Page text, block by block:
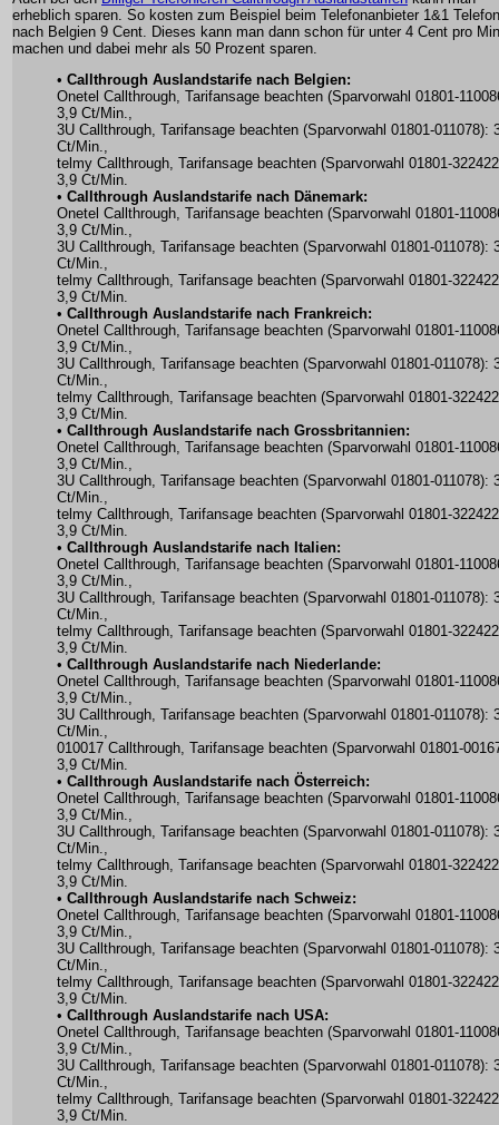
erheblich sparen. So kosten zum Beispiel beim Telefonanbieter 1&1
nach Belgien 9 Cent. Dieses kann man dann schon für unter 4 Cent pro
machen und dabei mehr als 50 Prozent sparen.
• Callthrough Auslandstarife nach Belgien:
Onetel Callthrough, Tarifansage beachten (Sparvorwahl 01801-
3,9 Ct/Min.,
3U Callthrough, Tarifansage beachten (Sparvorwahl 01801-011078):
Ct/Min.,
telmy Callthrough, Tarifansage beachten (Sparvorwahl 01801-
3,9 Ct/Min.
• Callthrough Auslandstarife nach Dänemark:
Onetel Callthrough, Tarifansage beachten (Sparvorwahl 01801-
3,9 Ct/Min.,
3U Callthrough, Tarifansage beachten (Sparvorwahl 01801-011078):
Ct/Min.,
telmy Callthrough, Tarifansage beachten (Sparvorwahl 01801-
3,9 Ct/Min.
• Callthrough Auslandstarife nach Frankreich:
Onetel Callthrough, Tarifansage beachten (Sparvorwahl 01801-
3,9 Ct/Min.,
3U Callthrough, Tarifansage beachten (Sparvorwahl 01801-011078):
Ct/Min.,
telmy Callthrough, Tarifansage beachten (Sparvorwahl 01801-
3,9 Ct/Min.
• Callthrough Auslandstarife nach Grossbritannien:
Onetel Callthrough, Tarifansage beachten (Sparvorwahl 01801-
3,9 Ct/Min.,
3U Callthrough, Tarifansage beachten (Sparvorwahl 01801-011078):
Ct/Min.,
telmy Callthrough, Tarifansage beachten (Sparvorwahl 01801-
3,9 Ct/Min.
• Callthrough Auslandstarife nach Italien:
Onetel Callthrough, Tarifansage beachten (Sparvorwahl 01801-
3,9 Ct/Min.,
3U Callthrough, Tarifansage beachten (Sparvorwahl 01801-011078):
Ct/Min.,
telmy Callthrough, Tarifansage beachten (Sparvorwahl 01801-
3,9 Ct/Min.
• Callthrough Auslandstarife nach Niederlande:
Onetel Callthrough, Tarifansage beachten (Sparvorwahl 01801-
3,9 Ct/Min.,
3U Callthrough, Tarifansage beachten (Sparvorwahl 01801-011078):
Ct/Min.,
010017 Callthrough, Tarifansage beachten (Sparvorwahl 01801-
3,9 Ct/Min.
• Callthrough Auslandstarife nach Österreich:
Onetel Callthrough, Tarifansage beachten (Sparvorwahl 01801-
3,9 Ct/Min.,
3U Callthrough, Tarifansage beachten (Sparvorwahl 01801-011078):
Ct/Min.,
telmy Callthrough, Tarifansage beachten (Sparvorwahl 01801-
3,9 Ct/Min.
• Callthrough Auslandstarife nach Schweiz:
Onetel Callthrough, Tarifansage beachten (Sparvorwahl 01801-
3,9 Ct/Min.,
3U Callthrough, Tarifansage beachten (Sparvorwahl 01801-011078):
Ct/Min.,
telmy Callthrough, Tarifansage beachten (Sparvorwahl 01801-
3,9 Ct/Min.
• Callthrough Auslandstarife nach USA:
Onetel Callthrough, Tarifansage beachten (Sparvorwahl 01801-
3,9 Ct/Min.,
3U Callthrough, Tarifansage beachten (Sparvorwahl 01801-011078):
Ct/Min.,
telmy Callthrough, Tarifansage beachten (Sparvorwahl 01801-
3,9 Ct/Min.